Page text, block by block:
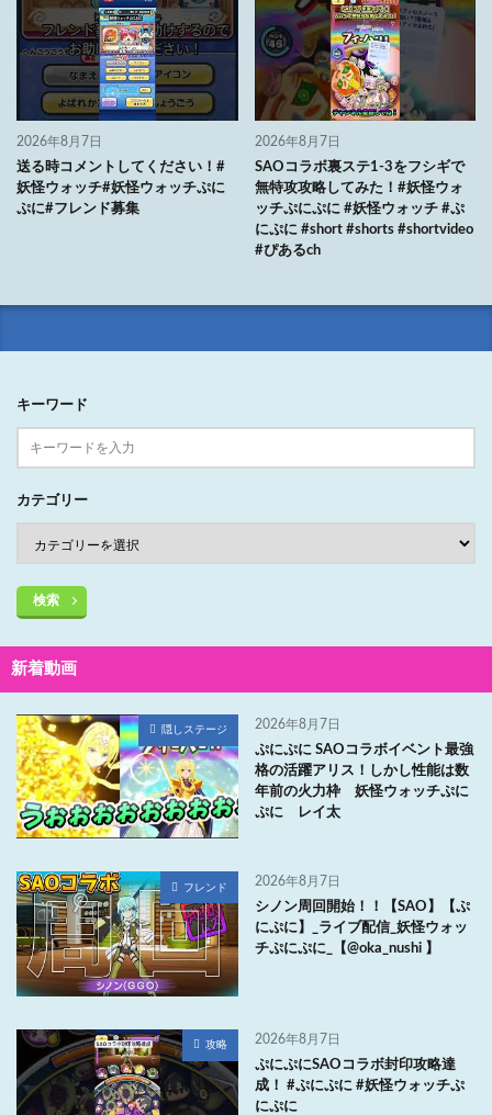
2026年8月7日
送る時コメントしてください！#
妖怪ウォッチ#妖怪ウォッチぷに
ぷに#フレンド募集
2026年8月7日
SAOコラボ裏ステ1-3をフシギで
無特攻攻略してみた！#妖怪ウォ
ッチぷにぷに #妖怪ウォッチ #ぷ
にぷに #short #shorts #shortvideo
#ぴあるch
キーワード
カテゴリー
検索
新着動画
隠しステージ 2026年8月7日
ぷにぷに SAOコラボイベント最強
格の活躍アリス！しかし性能は数
年前の火力枠 妖怪ウォッチぷに
ぷに レイ太
フレンド 2026年8月7日
シノン周回開始！！【SAO】【ぷ
にぷに】_ライブ配信_妖怪ウォッ
チぷにぷに_【@oka_nushi 】
攻略 2026年8月7日
ぷにぷにSAOコラボ封印攻略達
成！ #ぷにぷに #妖怪ウォッチぷ
にぷに